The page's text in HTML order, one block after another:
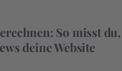
So misst du,
deine Website